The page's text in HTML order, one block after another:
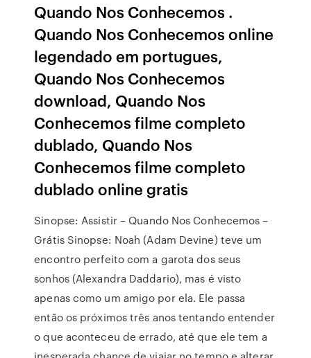
Quando Nos Conhecemos .
Quando Nos Conhecemos online
legendado em portugues,
Quando Nos Conhecemos
download, Quando Nos
Conhecemos filme completo
dublado, Quando Nos
Conhecemos filme completo
dublado online gratis
Sinopse: Assistir – Quando Nos Conhecemos –
Grátis Sinopse: Noah (Adam Devine) teve um
encontro perfeito com a garota dos seus
sonhos (Alexandra Daddario), mas é visto
apenas como um amigo por ela. Ele passa
então os próximos três anos tentando entender
o que aconteceu de errado, até que ele tem a